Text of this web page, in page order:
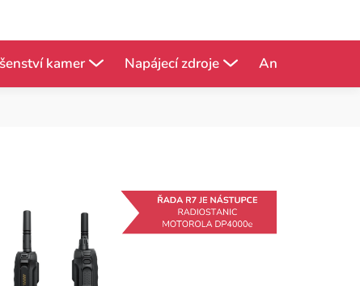
KOŠÍK
kamer Napájecí zdroje Antény